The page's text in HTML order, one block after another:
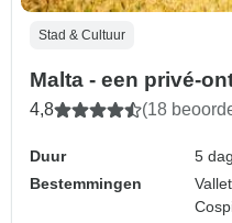
Stad & Cultuur
Malta - een privé-
4,8 (18
Duur
5
Bestemmingen